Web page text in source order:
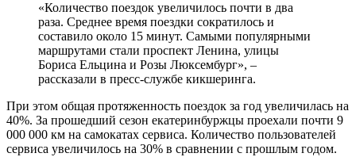
«Количество поездок увеличилось почти в два
раза. Среднее время поездки сократилось и
составило около 15 минут. Самыми популярными
маршрутами стали проспект Ленина, улицы
Бориса Ельцина и Розы Люксембург», –
рассказали в пресс-службе кикшеринга.
При этом общая протяженность поездок за год увеличилась на
40%. За прошедший сезон екатеринбуржцы проехали почти 9
000 000 км на самокатах сервиса. Количество пользователей
сервиса увеличилось на 30% в сравнении с прошлым годом.